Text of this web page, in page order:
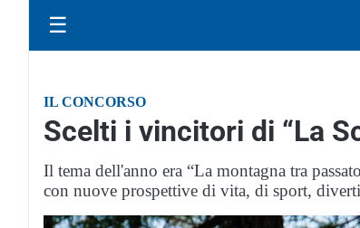
☰
IL CONCORSO
Scelti i vincitori di “La
Il tema dell'anno era “La montagna tra
con nuove prospettive di vita, di sport,